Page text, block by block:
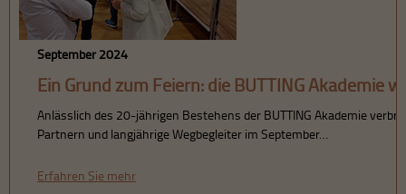
September 2024
Ein Grund zum Feiern: die BUTTING Akademie
Anlässlich des 20-jährigen Bestehens der BUTTING Akademie
Partnern und langjährige Wegbegleiter im September…
Erfahren Sie mehr